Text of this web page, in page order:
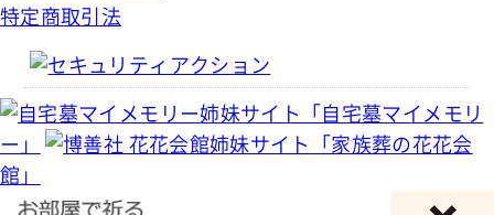
特定商取引法
姉妹サイト「自宅墓マイメモリ
ー」
姉妹サイト「家族葬の花花会
館」